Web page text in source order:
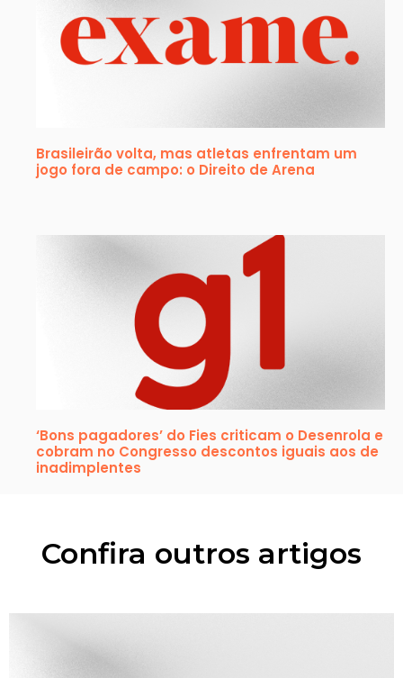
Brasileirão volta, mas atletas enfrentam um
jogo fora de campo: o Direito de Arena
‘Bons pagadores’ do Fies criticam o Desenrola e
cobram no Congresso descontos iguais aos de
inadimplentes
Confira outros artigos